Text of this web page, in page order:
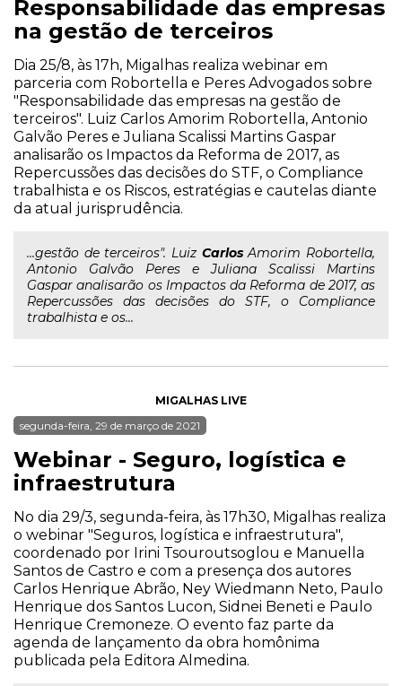
Responsabilidade das empresas
na gestão de terceiros
Dia 25/8, às 17h, Migalhas realiza webinar em
parceria com Robortella e Peres Advogados sobre
"Responsabilidade das empresas na gestão de
terceiros". Luiz Carlos Amorim Robortella, Antonio
Galvão Peres e Juliana Scalissi Martins Gaspar
analisarão os Impactos da Reforma de 2017, as
Repercussões das decisões do STF, o Compliance
trabalhista e os Riscos, estratégias e cautelas diante
da atual jurisprudência.
...gestão de terceiros". Luiz CarlosAmorim Robortella,
Antonio Galvão Peres e Juliana Scalissi Martins
Gaspar analisarão os Impactos da Reforma de 2017, as
Repercussões das decisões do STF, o Compliance
trabalhista e os...
MIGALHAS LIVE
segunda-feira, 29 de março de 2021
Webinar - Seguro, logística e
infraestrutura
No dia 29/3, segunda-feira, às 17h30, Migalhas realiza
o webinar "Seguros, logística e infraestrutura",
coordenado por Irini Tsouroutsoglou e Manuella
Santos de Castro e com a presença dos autores
Carlos Henrique Abrão, Ney Wiedmann Neto, Paulo
Henrique dos Santos Lucon, Sidnei Beneti e Paulo
Henrique Cremoneze. O evento faz parte da
agenda de lançamento da obra homônima
publicada pela Editora Almedina.